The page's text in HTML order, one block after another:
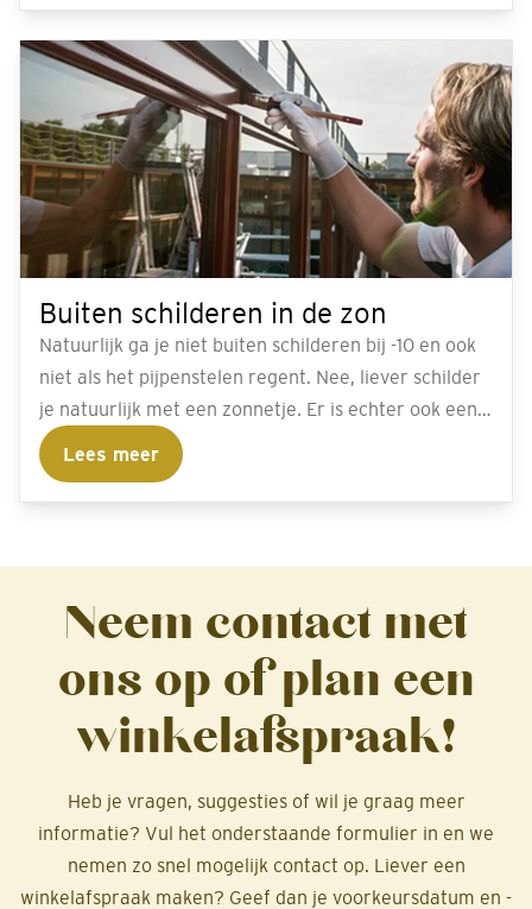
Buiten schilderen in de zon
Natuurlijk ga je niet buiten schilderen bij -10 en ook
niet als het pijpenstelen regent. Nee, liever schilder
je natuurlijk met een zonnetje. Er is echter ook een
keerzijde aan schilderen in de zon.
Lees meer
Neem contact met
ons op of plan een
winkelafspraak!
Heb je vragen, suggesties of wil je graag meer
informatie? Vul het onderstaande formulier in en we
nemen zo snel mogelijk contact op. Liever een
winkelafspraak maken? Geef dan je voorkeursdatum en -